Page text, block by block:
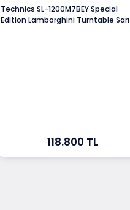
Technics SL-1200M7BEY Special
Edition Lamborghini Turntable Sarı
118.800 TL